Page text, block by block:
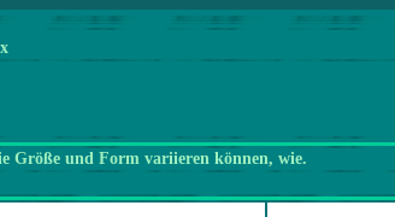
Größe und Form variieren können, wie.